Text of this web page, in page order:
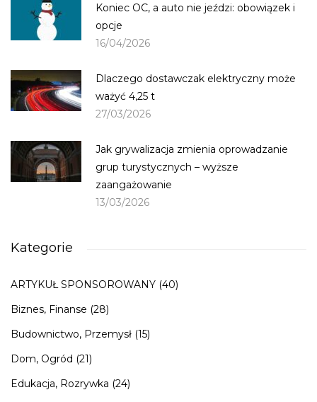
Koniec OC, a auto nie jeździ: obowiązek i
opcje
16/04/2026
Dlaczego dostawczak elektryczny może
ważyć 4,25 t
27/03/2026
Jak grywalizacja zmienia oprowadzanie
grup turystycznych – wyższe
zaangażowanie
13/03/2026
Kategorie
ARTYKUŁ SPONSOROWANY (40)
Biznes, Finanse (28)
Budownictwo, Przemysł (15)
Dom, Ogród (21)
Edukacja, Rozrywka (24)